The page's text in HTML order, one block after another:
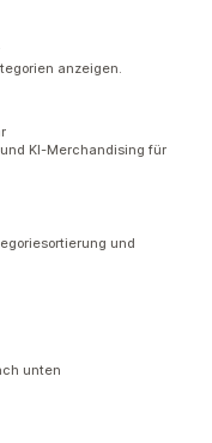
anzeigen.
KI-Merchandising für
und
unten